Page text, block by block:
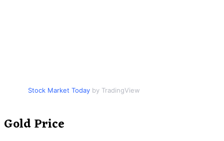
Stock Market Today by TradingView
Gold Price